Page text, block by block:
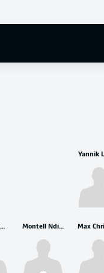
Yannik
Montell Ndikom
Kolja Oudenne